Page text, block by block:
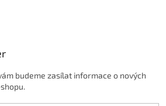
budeme zasílat informace o nových